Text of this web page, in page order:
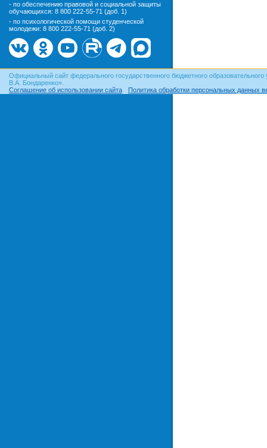
- по обеспечению правовой и социальной защиты
обучающихся: 8 800 222-55-71 (доб. 1)
- по психологической помощи студенческой
молодежи: 8 800 222-55-71 (доб. 2)
Официальный сайт федерального государственного бюджетного
В.А. Бондаренко».
Соглашение об использовании сайта
Политика обработки персональных данных